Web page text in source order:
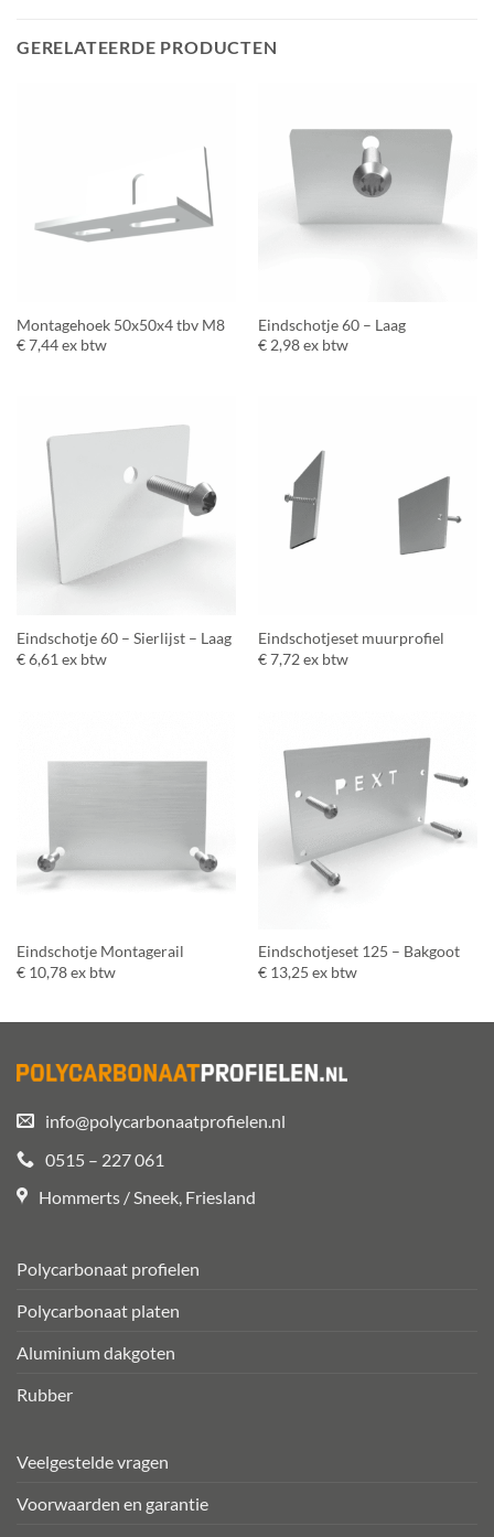
GERELATEERDE PRODUCTEN
Montagehoek 50x50x4 tbv M8
€7,44 ex btw
Eindschotje 60 – Laag
€2,98 ex btw
Eindschotje 60 – Sierlijst – Laag
€6,61 ex btw
Eindschotjeset muurprofiel
€7,72 ex btw
Eindschotje Montagerail
€10,78 ex btw
Eindschotjeset 125 – Bakgoot
€13,25 ex btw
info@polycarbonaatprofielen.nl
0515 – 227 061
Hommerts / Sneek, Friesland
Polycarbonaat profielen
Polycarbonaat platen
Aluminium dakgoten
Rubber
Veelgestelde vragen
Voorwaarden en garantie